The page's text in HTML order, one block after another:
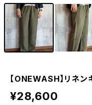
【ONEWASH】リネ
¥28,600